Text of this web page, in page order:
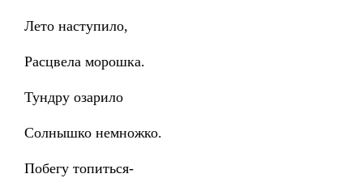
Лето наступило,
Расцвела морошка.
Тундру озарило
Солнышко немножко.
Побегу топиться-